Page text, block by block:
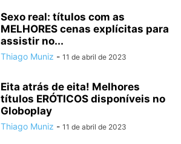
Sexo real: títulos com as
MELHORES cenas explícitas para
assistir no...
Thiago Muniz - 11 de abril de 2023
Eita atrás de eita! Melhores
títulos ERÓTICOS disponíveis no
Globoplay
Thiago Muniz - 11 de abril de 2023